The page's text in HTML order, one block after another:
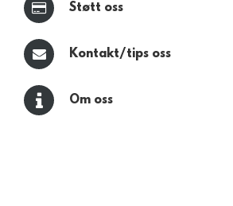
Støtt oss
Kontakt/tips oss
Om oss